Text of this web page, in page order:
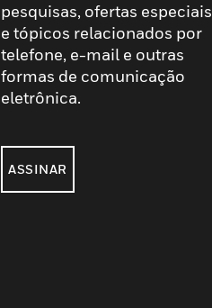
pesquisas, ofertas especiais
e tópicos relacionados por
telefone, e-mail e outras
formas de comunicação
eletrônica.
ASSINAR